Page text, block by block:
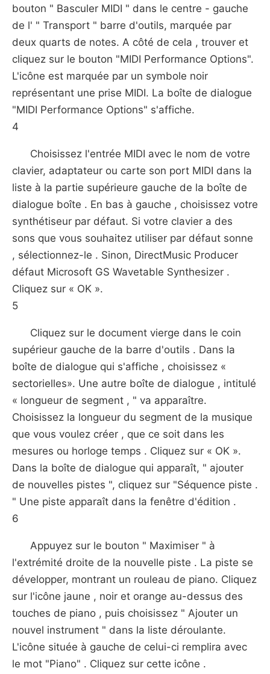
bouton " Basculer MIDI " dans le centre - gauche
de l' " Transport " barre d'outils, marquée par
deux quarts de notes. A côté de cela , trouver et
cliquez sur le bouton "MIDI Performance Options".
L'icône est marquée par un symbole noir
représentant une prise MIDI. La boîte de dialogue
"MIDI Performance Options" s'affiche.
4
Choisissez l'entrée MIDI avec le nom de votre
clavier, adaptateur ou carte son port MIDI dans la
liste à la partie supérieure gauche de la boîte de
dialogue boîte . En bas à gauche , choisissez votre
synthétiseur par défaut. Si votre clavier a des
sons que vous souhaitez utiliser par défaut sonne
, sélectionnez-le . Sinon, DirectMusic Producer
défaut Microsoft GS Wavetable Synthesizer .
Cliquez sur « OK ».
5
Cliquez sur le document vierge dans le coin
supérieur gauche de la barre d'outils . Dans la
boîte de dialogue qui s'affiche , choisissez «
sectorielles». Une autre boîte de dialogue , intitulé
« longueur de segment , " va apparaître.
Choisissez la longueur du segment de la musique
que vous voulez créer , que ce soit dans les
mesures ou horloge temps . Cliquez sur « OK ».
Dans la boîte de dialogue qui apparaît, " ajouter
de nouvelles pistes ", cliquez sur "Séquence piste .
" Une piste apparaît dans la fenêtre d'édition .
6
Appuyez sur le bouton " Maximiser " à
l'extrémité droite de la nouvelle piste . La piste se
développer, montrant un rouleau de piano. Cliquez
sur l'icône jaune , noir et orange au-dessus des
touches de piano , puis choisissez " Ajouter un
nouvel instrument " dans la liste déroulante.
L'icône située à gauche de celui-ci remplira avec
le mot "Piano" . Cliquez sur cette icône .